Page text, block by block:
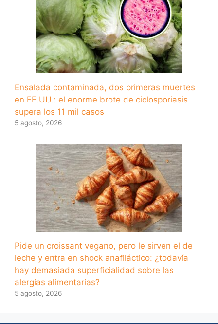
Ensalada contaminada, dos primeras muertes
en EE.UU.: el enorme brote de ciclosporiasis
supera los 11 mil casos
5 agosto, 2026
Pide un croissant vegano, pero le sirven el de
leche y entra en shock anafiláctico: ¿todavía
hay demasiada superficialidad sobre las
alergias alimentarias?
5 agosto, 2026